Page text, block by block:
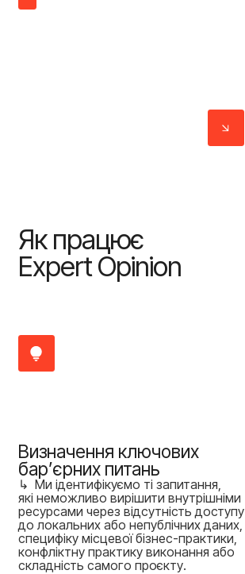
Як працює
Expert Opinion
Визначення ключових
бар’єрних питань
↳ Ми ідентифікуємо ті запитання,
які неможливо вирішити внутрішніми
ресурсами через відсутність доступу
до локальних або непублічних даних,
специфіку місцевої бізнес-практики,
конфліктну практику виконання або
складність самого проєкту.